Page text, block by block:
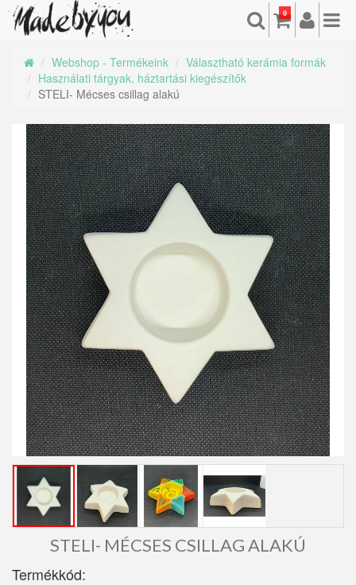
0
Webshop - Termékeink
Választható kerámia formák
Használati tárgyak, háztartási kiegészítők
STELI- Mécses csillag alakú
STELI- MÉCSES CSILLAG ALAKÚ
Termékkód: